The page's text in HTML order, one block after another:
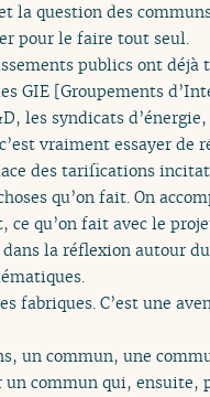
la question des
pour le faire tout seul.
publics ont déjà
GIE [Groupements
les syndicats
vraiment essayer de
des tarifications
qu’on fait. On
ce qu’on fait avec le
la réflexion autour
fabriques. C’est une
un commun, une
commun qui, ensuite,